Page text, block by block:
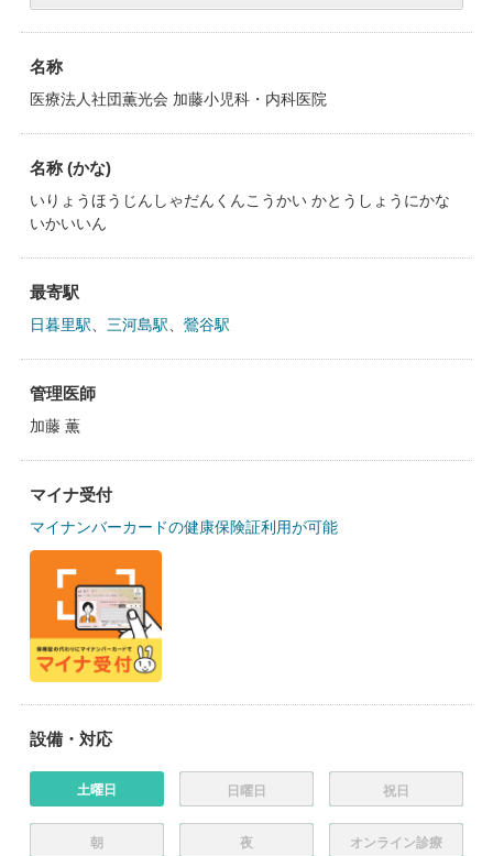
名称
医療法人社団薫光会 加藤小児科・内科医院
名称 (かな)
いりょうほうじんしゃだんくんこうかい かとうしょうにかな
いかいいん
最寄駅
日暮里駅 三河島駅 鶯谷駅
管理医師
加藤 薫
マイナ受付
マイナンバーカードの健康保険証利用が可能
設備・対応
土曜日 日曜日 祝日
朝 夜 オンライン診療